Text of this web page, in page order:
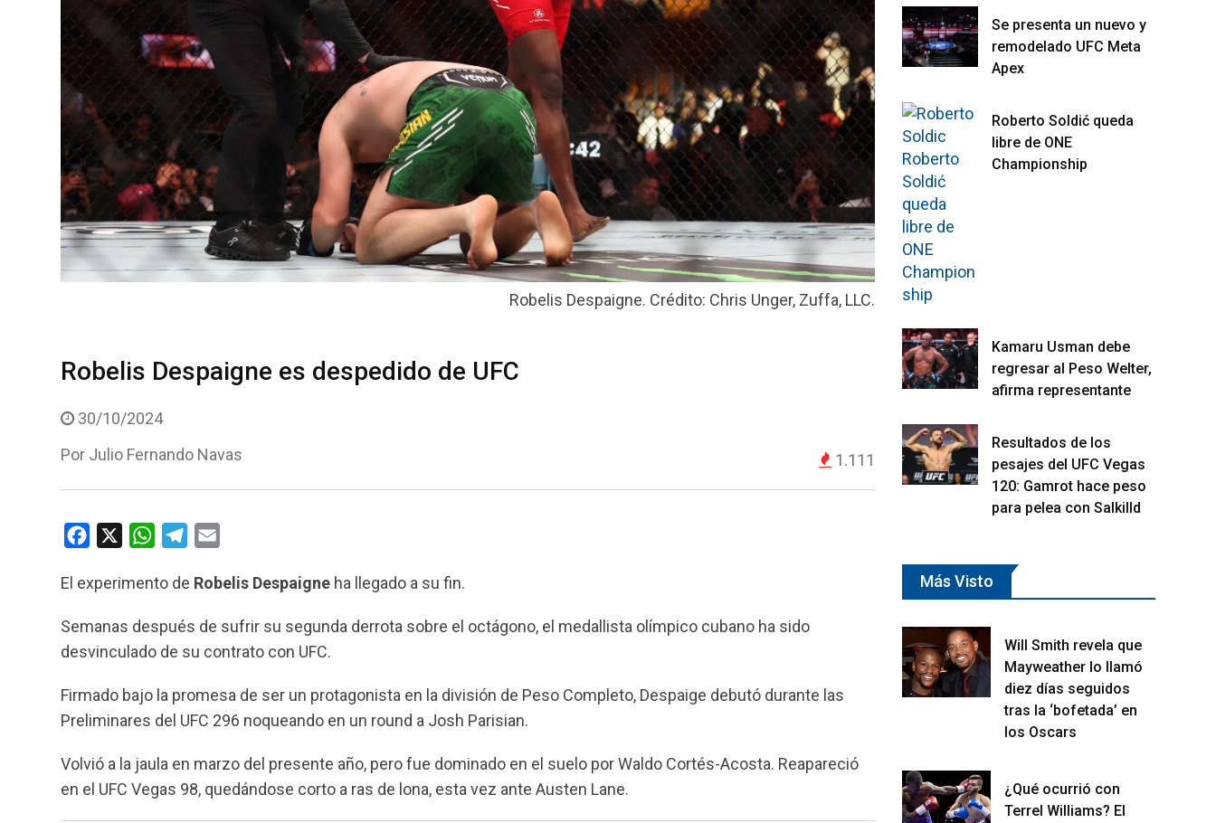
Robelis Despaigne. Crédito: Chris Unger, Zuffa, LLC.
Robelis Despaigne es despedido de UFC
30/10/2024
Por Julio Fernando Navas 1.111
c
b
o
k
W
a
s
A
p
p
l
g
r
m
a
l
El experimento de Robelis Despaigne ha llegado a su fin.
Semanas después de sufrir su segunda derrota sobre el octágono, el medallista olímpico cubano ha sido
desvinculado de su contrato con UFC.
Firmado bajo la promesa de ser un protagonista en la división de Peso Completo, Despaige debutó durante las
Preliminares del UFC 296 noqueando en un round a Josh Parisian.
Volvió a la jaula en marzo del presente año, pero fue dominado en el suelo por Waldo Cortés-Acosta. Reapareció
en el UFC Vegas 98, quedándose corto a ras de lona, esta vez ante Austen Lane.
Se presenta un nuevo y
remodelado UFC Meta
Apex
Roberto Soldić queda
libre de ONE
Championship
Kamaru Usman debe
regresar al Peso Welter,
afirma representante
Resultados de los
pesajes del UFC Vegas
120: Gamrot hace peso
para pelea con Salkilld
Más Visto
Will Smith revela que
Mayweather lo llamó
diez días seguidos
tras la ‘bofetada’ en
los Oscars
¿Qué ocurrió con
Terrel Williams? El